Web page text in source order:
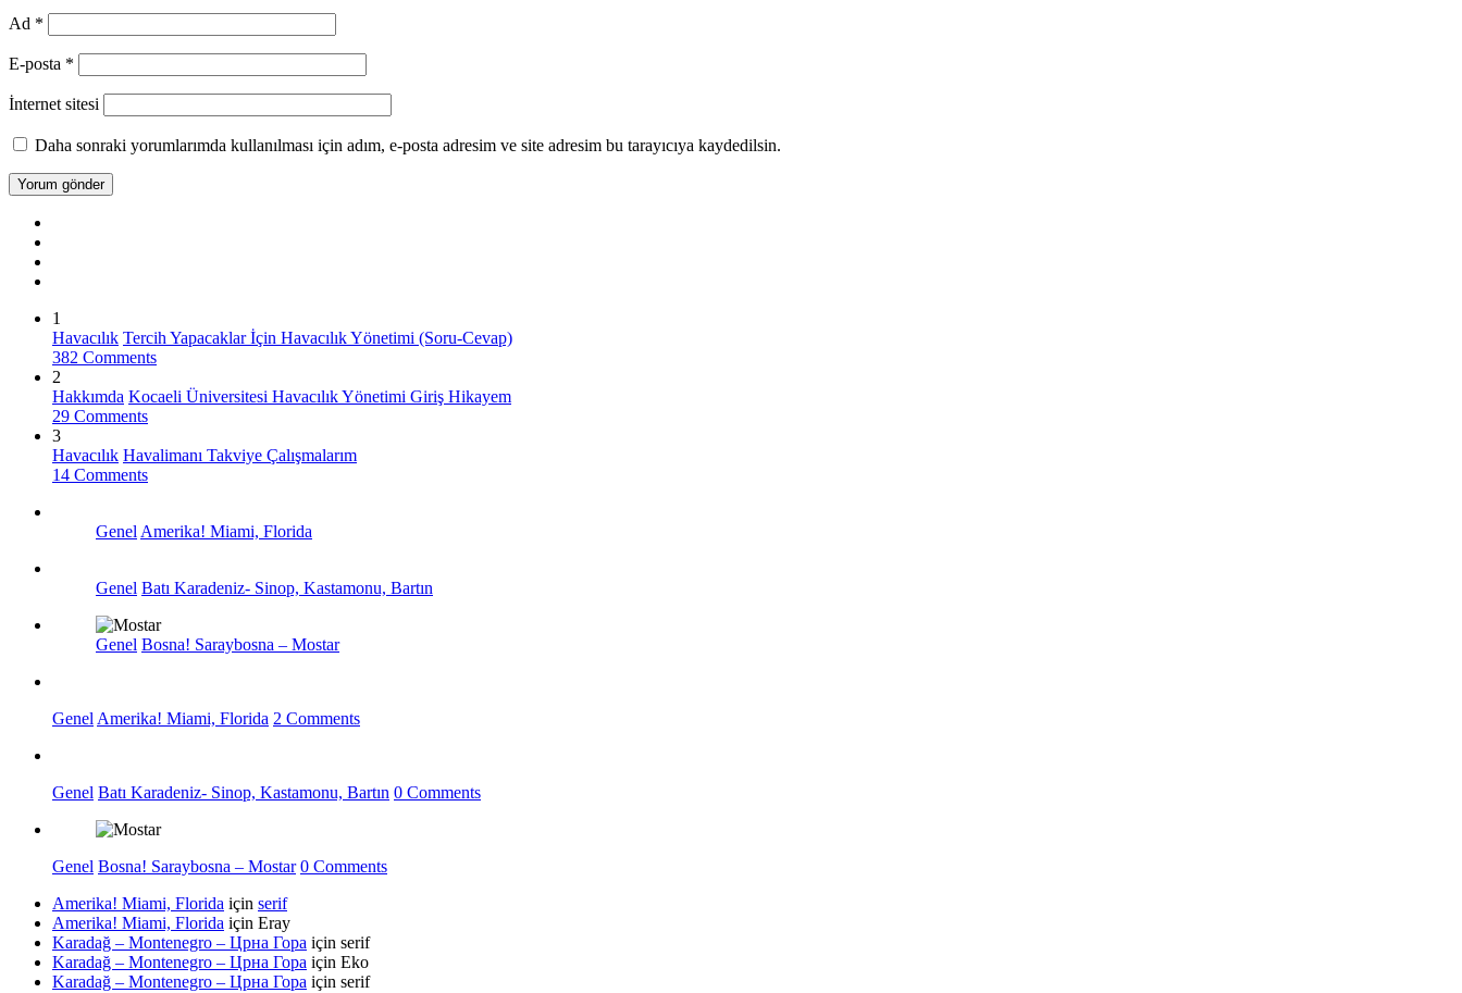
Ad *
E-posta *
İnternet sitesi
Daha sonraki yorumlarımda kullanılması için adım, e-posta adresim ve site adresim bu tarayıcıya kaydedilsin.
1
Havacılık Tercih Yapacaklar İçin Havacılık Yönetimi (Soru-Cevap)
382 Comments
2
Hakkımda Kocaeli Üniversitesi Havacılık Yönetimi Giriş Hikayem
29 Comments
3
Havacılık Havalimanı Takviye Çalışmalarım
14 Comments
Genel Amerika! Miami, Florida
Genel Batı Karadeniz- Sinop, Kastamonu, Bartın
Genel Bosna! Saraybosna – Mostar
Genel Amerika! Miami, Florida 2 Comments
Genel Batı Karadeniz- Sinop, Kastamonu, Bartın 0 Comments
Genel Bosna! Saraybosna – Mostar 0 Comments
Amerika! Miami, Florida için serif
Amerika! Miami, Florida için Eray
Karadağ – Montenegro – Црна Гора için serif
Karadağ – Montenegro – Црна Гора için Eko
Karadağ – Montenegro – Црна Гора için serif